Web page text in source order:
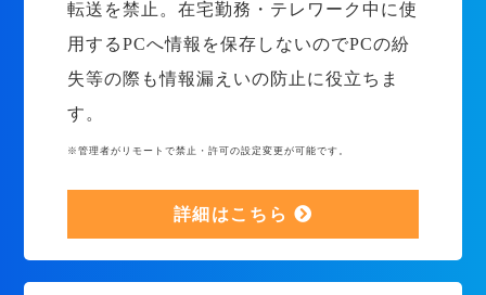
転送を禁止。在宅勤務・テレワーク中に使
用するPCへ情報を保存しないのでPCの紛
失等の際も情報漏えいの防止に役立ちま
す。
※管理者がリモートで禁止・許可の設定変更が可能です。
詳細はこちら